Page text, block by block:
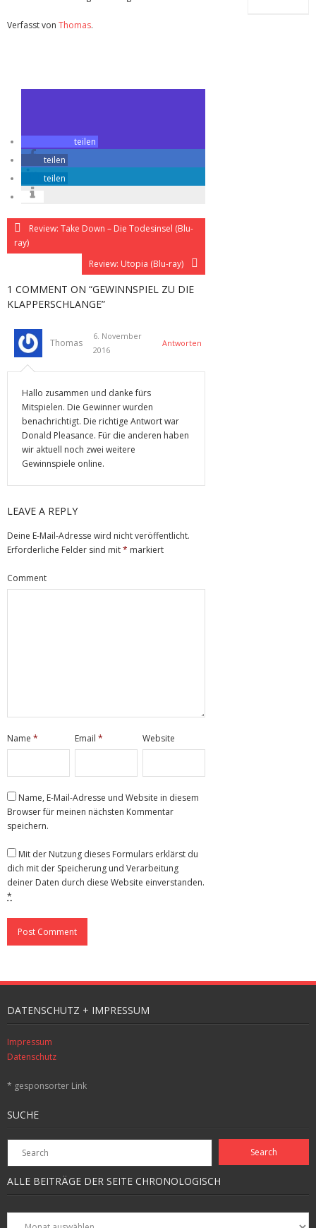
Verfasst von Thomas.
teilen
teilen
teilen
Review: Take Down – Die Todesinsel (Blu-
ray)
Review: Utopia (Blu-ray)
1 COMMENT ON “GEWINNSPIEL ZU DIE
KLAPPERSCHLANGE”
Thomas
6. November
2016
Antworten
Hallo zusammen und danke fürs
Mitspielen. Die Gewinner wurden
benachrichtigt. Die richtige Antwort war
Donald Pleasance. Für die anderen haben
wir aktuell noch zwei weitere
Gewinnspiele online.
LEAVE A REPLY
Deine E-Mail-Adresse wird nicht veröffentlicht.
Erforderliche Felder sind mit* markiert
Comment
Name * Email* Website
Name, E-Mail-Adresse und Website in diesem
Browser für meinen nächsten Kommentar
speichern.
Mit der Nutzung dieses Formulars erklärst du
dich mit der Speicherung und Verarbeitung
deiner Daten durch diese Website einverstanden.
*
DATENSCHUTZ + IMPRESSUM
Impressum
Datenschutz
* gesponsorter Link
SUCHE
ALLE BEITRÄGE DER SEITE CHRONOLOGISCH
Alle